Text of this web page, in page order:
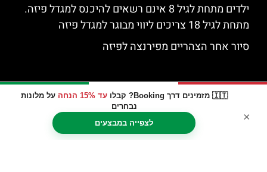
🇮🇹 מזמינים דרך Booking? קבלו עד 15% הנחה
על מלונות
נבחרים
לצפייה במבצעים
×
ילדים מתחת לגיל 8 אינם רשאים להיכנס למגדל פיזה.
מתחת לגיל 18 צריכים ליווי מבוגר למגדל פיזה
סיור אחר הצהריים מפירנצה לפיזה